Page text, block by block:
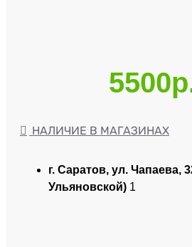
НАЛИЧИЕ В МАГАЗИНАХ
г. Саратов, ул. Чапаева,
Ульяновской) 1